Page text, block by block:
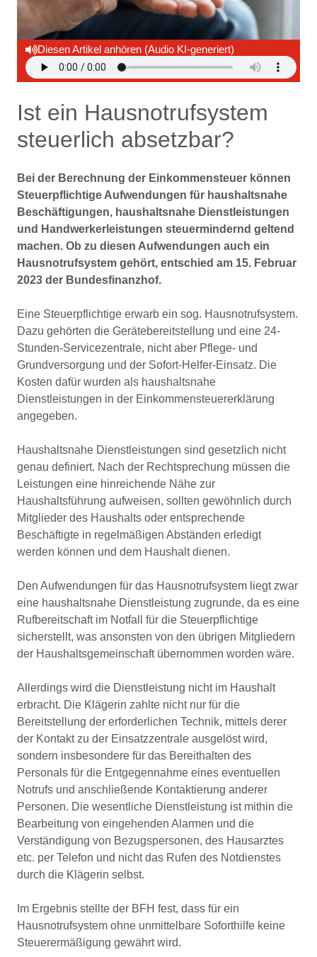
Diesen Artikel anhören (Audio KI-generiert)
Ist ein Hausnotrufsystem
steuerlich absetzbar?
Bei der Berechnung der Einkommensteuer können
Steuerpflichtige Aufwendungen für haushaltsnahe
Beschäftigungen, haushaltsnahe Dienstleistungen
und Handwerkerleistungen steuermindernd geltend
machen. Ob zu diesen Aufwendungen auch ein
Hausnotrufsystem gehört, entschied am 15. Februar
2023 der Bundesfinanzhof.
Eine Steuerpflichtige erwarb ein sog. Hausnotrufsystem.
Dazu gehörten die Gerätebereitstellung und eine 24-
Stunden-Servicezentrale, nicht aber Pflege- und
Grundversorgung und der Sofort-Helfer-Einsatz. Die
Kosten dafür wurden als haushaltsnahe
Dienstleistungen in der Einkommensteuererklärung
angegeben.
Haushaltsnahe Dienstleistungen sind gesetzlich nicht
genau definiert. Nach der Rechtsprechung müssen die
Leistungen eine hinreichende Nähe zur
Haushaltsführung aufweisen, sollten gewöhnlich durch
Mitglieder des Haushalts oder entsprechende
Beschäftigte in regelmäßigen Abständen erledigt
werden können und dem Haushalt dienen.
Den Aufwendungen für das Hausnotrufsystem liegt zwar
eine haushaltsnahe Dienstleistung zugrunde, da es eine
Rufbereitschaft im Notfall für die Steuerpflichtige
sicherstellt, was ansonsten von den übrigen Mitgliedern
der Haushaltsgemeinschaft übernommen worden wäre.
Allerdings wird die Dienstleistung nicht im Haushalt
erbracht. Die Klägerin zahlte nicht nur für die
Bereitstellung der erforderlichen Technik, mittels derer
der Kontakt zu der Einsatzzentrale ausgelöst wird,
sondern insbesondere für das Bereithalten des
Personals für die Entgegennahme eines eventuellen
Notrufs und anschließende Kontaktierung anderer
Personen. Die wesentliche Dienstleistung ist mithin die
Bearbeitung von eingehenden Alarmen und die
Verständigung von Bezugspersonen, des Hausarztes
etc. per Telefon und nicht das Rufen des Notdienstes
durch die Klägerin selbst.
Im Ergebnis stellte der BFH fest, dass für ein
Hausnotrufsystem ohne unmittelbare Soforthilfe keine
Steuerermäßigung gewährt wird.